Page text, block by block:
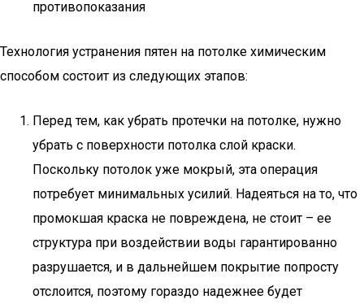
противопоказания
Технология устранения пятен на потолке химическим
способом состоит из следующих этапов:
Перед тем, как убрать протечки на потолке, нужно
убрать с поверхности потолка слой краски.
Поскольку потолок уже мокрый, эта операция
потребует минимальных усилий. Надеяться на то, что
промокшая краска не повреждена, не стоит – ее
структура при воздействии воды гарантированно
разрушается, и в дальнейшем покрытие попросту
отслоится, поэтому гораздо надежнее будет